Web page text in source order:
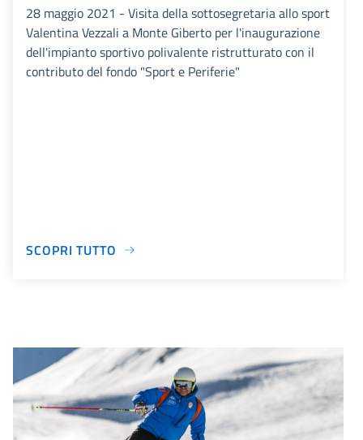
28 maggio 2021 - Visita della sottosegretaria allo sport
Valentina Vezzali a Monte Giberto per l'inaugurazione
dell'impianto sportivo polivalente ristrutturato con il
contributo del fondo "Sport e Periferie"
SCOPRI TUTTO